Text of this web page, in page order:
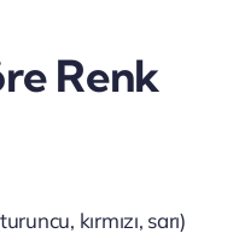
Renk
kırmızı, sarı)